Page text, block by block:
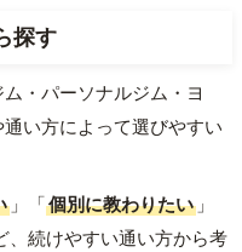
探す
・パーソナルジム・ヨ
い方によって選びやすい
」「個別に教わりたい 」
、続けやすい通い方から考